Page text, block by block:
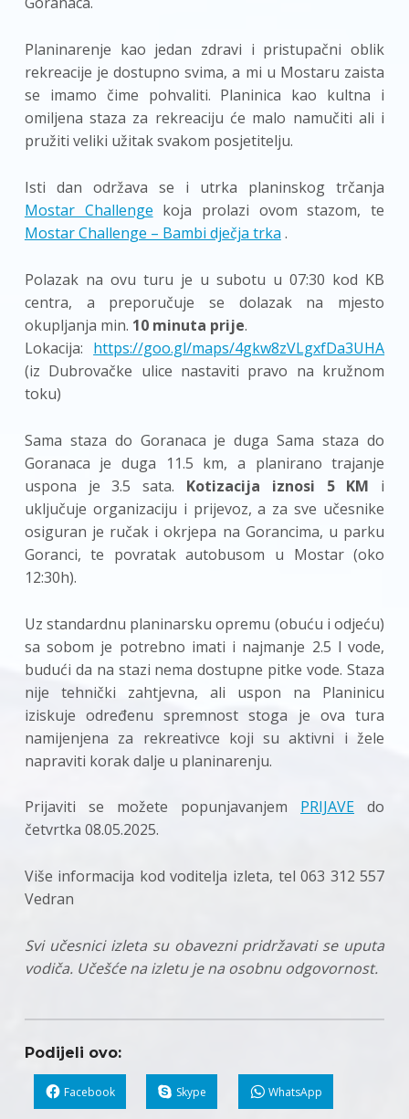
Planinarenje kao jedan zdravi i pristupačni oblik
rekreacije je dostupno svima, a mi u Mostaru zaista
se imamo čime pohvaliti. Planinica kao kultna i
omiljena staza za rekreaciju će malo namučiti ali i
pružiti veliki užitak svakom posjetitelju.
Isti dan održava se i utrka planinskog trčanja
Mostar Challenge koja prolazi ovom stazom, te
Mostar Challenge – Bambi dječja trka .
Polazak na ovu turu je u subotu u 07:30 kod KB
centra, a preporučuje se dolazak na mjesto
okupljanja min. 10 minuta prije.
Lokacija: https://goo.gl/maps/4gkw8zVLgxfDa3UHA
(iz Dubrovačke ulice nastaviti pravo na kružnom
toku)
Sama staza do Goranaca je duga Sama staza do
Goranaca je duga 11.5 km, a planirano trajanje
uspona je 3.5 sata. Kotizacija iznosi 5 KM i
uključuje organizaciju i prijevoz, a za sve učesnike
osiguran je ručak i okrjepa na Gorancima, u parku
Goranci, te povratak autobusom u Mostar (oko
12:30h).
Uz standardnu planinarsku opremu (obuću i odjeću)
sa sobom je potrebno imati i najmanje 2.5 l vode,
budući da na stazi nema dostupne pitke vode. Staza
nije tehnički zahtjevna, ali uspon na Planinicu
iziskuje određenu spremnost stoga je ova tura
namijenjena za rekreativce koji su aktivni i žele
napraviti korak dalje u planinarenju.
Prijaviti se možete popunjavanjem PRIJAVE do
četvrtka 08.05.2025.
Više informacija kod voditelja izleta, tel 063 312 557
Vedran
Svi učesnici izleta su obavezni pridržavati se uputa
vodiča. Učešće na izletu je na osobnu odgovornost.
Podijeli ovo:
Facebook Skype WhatsApp